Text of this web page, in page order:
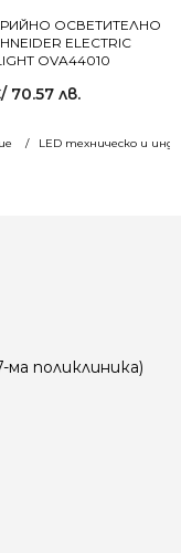
LED техническо и
ОСВЕТИТЕЛНО
ELECTRIC
OVA44010
/ 70.57 лв.
ма поликлиника)